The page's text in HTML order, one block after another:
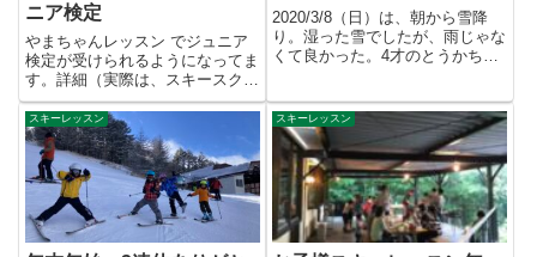
ニア検定
やまちゃんレッスン でジュニア
検定が受けられるようになってま
す。詳細（実際は、スキースクー
ルに申し込みをして、やまちゃ
ん...
2020/3/8（日）は、朝から雪降
り。湿った雪でしたが、雨じゃな
くて良かった。4才のとうかちゃ
スキーレッスン スキーレッスン